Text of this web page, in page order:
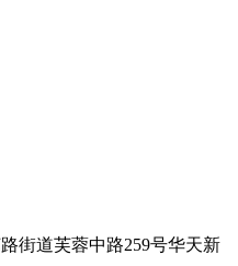
街道芙蓉中路259号华天新